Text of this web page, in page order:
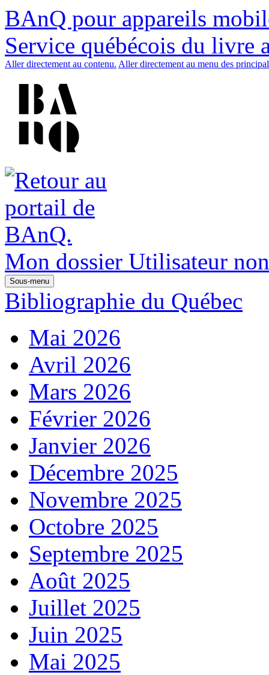
BAnQ pour appareils
Service québécois du livre
Aller directement au contenu. Aller directement au menu des
Mon dossier Utilisateur
Sous-menu
Bibliographie du Québec
Mai 2026
Avril 2026
Mars 2026
Février 2026
Janvier 2026
Décembre 2025
Novembre 2025
Octobre 2025
Septembre 2025
Août 2025
Juillet 2025
Juin 2025
Mai 2025